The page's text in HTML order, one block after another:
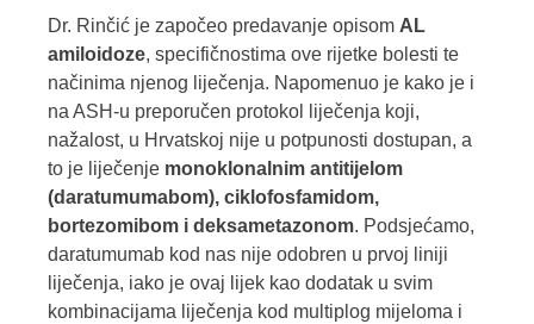
Dr. Rinčić je započeo predavanje opisom AL
amiloidoze, specifičnostima ove rijetke bolesti te
načinima njenog liječenja. Napomenuo je kako je i
na ASH-u preporučen protokol liječenja koji,
nažalost, u Hrvatskoj nije u potpunosti dostupan, a
to je liječenje monoklonalnim antitijelom
(daratumumabom), ciklofosfamidom,
bortezomibom i deksametazonom. Podsjećamo,
daratumumab kod nas nije odobren u prvoj liniji
liječenja, iako je ovaj lijek kao dodatak u svim
kombinacijama liječenja kod multiplog mijeloma i